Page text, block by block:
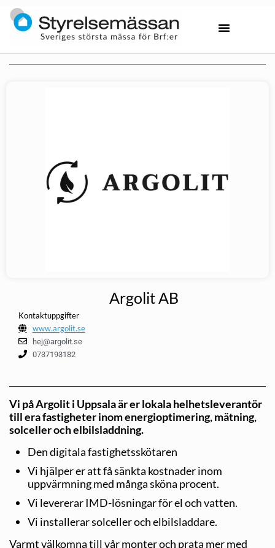
Argolit AB
Kontaktuppgifter
www.argolit.se
hej@argolit.se
0737193182
Vi på Argolit i Uppsala är er lokala helhetsleverantör
till era fastigheter inom energioptimering, mätning,
solceller och elbilsladdning.
Den digitala fastighetsskötaren
Vi hjälper er att få sänkta kostnader inom
uppvärmning med många sköna procent.
Vi levererar IMD-lösningar för el och vatten.
Vi installerar solceller och elbilsladdare.
Varmt välkomna till vår monter och prata mer med